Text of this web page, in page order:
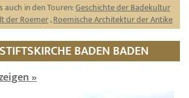
auch in den Touren:Geschichte der Badekultur
der Roemer,Roemische Architektur der Antike
BADEN BADEN
»